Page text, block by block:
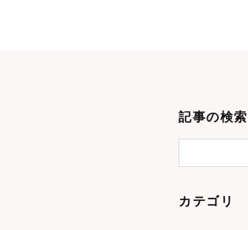
記事の検索
カテゴリ